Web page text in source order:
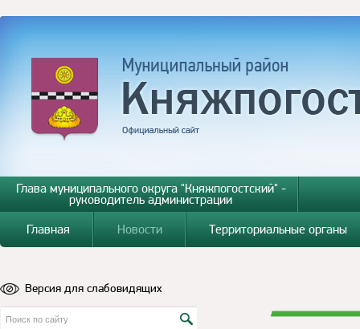
Глава муниципального округа "Княжпогостский" -
руководитель администрации
Главная
Новости Территориальные органы
Версия для слабовидящих